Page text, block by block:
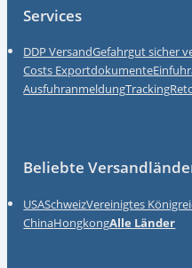
Services
DDP VersandGefahrgut sicher
Costs Exportdokumente
AusfuhranmeldungTracking
Beliebte
USASchweizVereinigtes
ChinaHongkongAlle Länder